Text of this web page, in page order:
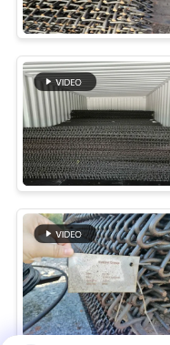
세
요
뉴
스
인
용
문
을